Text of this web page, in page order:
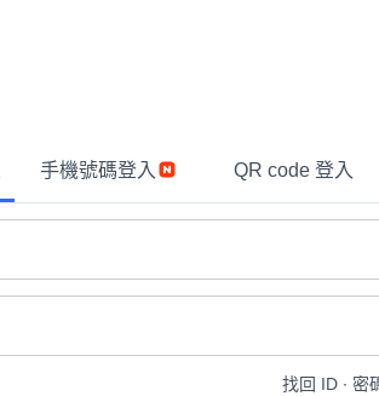
手機號碼登入 QR code 登入
找回 ID ∙ 密